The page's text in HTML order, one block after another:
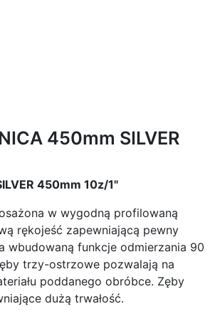
450mm SILVER
450mm 10z/1"
w wygodną profilowaną
rękojeść zapewniającą pewny
wbudowaną funkcje odmierzania 90
trzy-ostrzowe pozwalają na
poddanego obróbce. Zęby
dużą trwałość.